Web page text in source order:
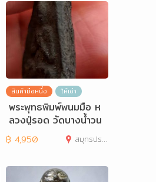
สินค้ามือหนึ่ง ให้เช่า
พระพุทธพิมพ์พนมมือ ห
ลวงปู่รอด วัดบางน้ำวน
เนื้อผงคลุกรัก
฿ 4,950 สมุทรปราการ